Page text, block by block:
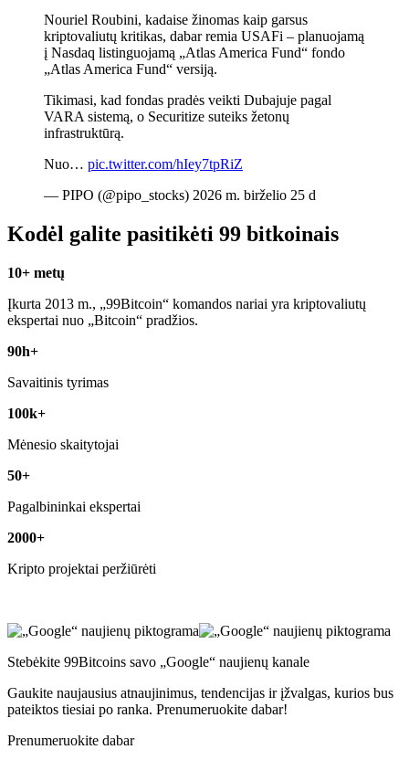
Nouriel Roubini, kadaise žinomas kaip garsus
kriptovaliutų kritikas, dabar remia USAFi – planuojamą
į Nasdaq listinguojamą „Atlas America Fund“ fondo
„Atlas America Fund“ versiją.
Tikimasi, kad fondas pradės veikti Dubajuje pagal
VARA sistemą, o Securitize suteiks žetonų
infrastruktūrą.
Nuo… pic.twitter.com/hIey7tpRiZ
— PIPO (@pipo_stocks) 2026 m. birželio 25 d
Kodėl galite pasitikėti 99 bitkoinais
10+ metų
Įkurta 2013 m., „99Bitcoin“ komandos nariai yra kriptovaliutų
ekspertai nuo „Bitcoin“ pradžios.
90h+
Savaitinis tyrimas
100k+
Mėnesio skaitytojai
50+
Pagalbininkai ekspertai
2000+
Kripto projektai peržiūrėti
Stebėkite 99Bitcoins savo „Google“ naujienų kanale
Gaukite naujausius atnaujinimus, tendencijas ir įžvalgas, kurios bus
pateiktos tiesiai po ranka. Prenumeruokite dabar!
Prenumeruokite dabar